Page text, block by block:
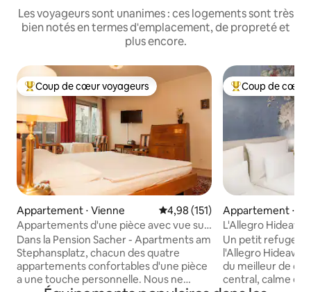
Les voyageurs sont unanimes : ces logements sont très
bien notés en termes d'emplacement, de propreté et
plus encore.
Coups de cœur voyageurs les plus appréciés
Coup de cœur voyageurs
Appartement ⋅ Vienne Évaluation moyenne sur la
4,98 (151)
Appartements d'une pièce avec vue sur
la cathédrale
Dans la Pension Sacher - Apartments am
Stephansplatz, chacun des quatre
appartements confortables d'une pièce
a une touche personnelle. Nous ne
Coups de cœur
Coup de cœur
Appartement ⋅
L'Allegro
Un petit refuge à
l'Allegro
du meilleur de ce
central, calme et